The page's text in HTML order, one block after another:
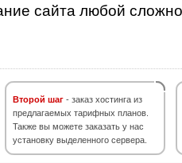
сайта любой
Второй шаг - заказ хостинга из
предлагаемых тарифных планов.
Также вы можете заказать у нас
установку выделенного сервера.